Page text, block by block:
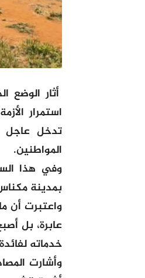
أثار
استمرار
تدخل عاجل
المواطنين.
وفي هذا
بمدينة
واعتبرت أن
عابرة، بل
خدماته
وأشارت